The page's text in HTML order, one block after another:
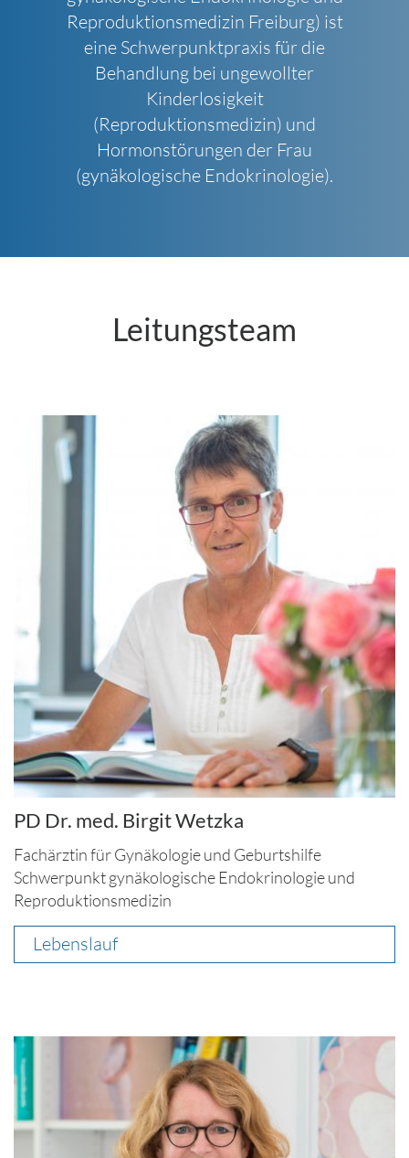
Reproduktionsmedizin Freiburg) ist
eine Schwerpunktpraxis für die
Behandlung bei ungewollter
Kinderlosigkeit
(Reproduktionsmedizin) und
Hormonstörungen der Frau
(gynäkologische Endokrinologie).
Leitungsteam
PD Dr. med. Birgit Wetzka
Fachärztin für Gynäkologie und Geburtshilfe
Schwerpunkt gynäkologische Endokrinologie und
Reproduktionsmedizin
Lebenslauf